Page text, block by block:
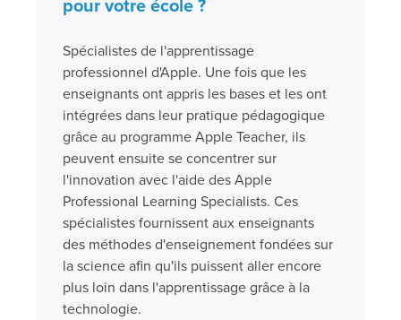
Spécialistes de l'apprentissage
professionnel d'Apple. Une fois que les
enseignants ont appris les bases et les ont
intégrées dans leur pratique pédagogique
grâce au programme Apple Teacher, ils
peuvent ensuite se concentrer sur
l'innovation avec l'aide des Apple
Professional Learning Specialists. Ces
spécialistes fournissent aux enseignants
des méthodes d'enseignement fondées sur
la science afin qu'ils puissent aller encore
plus loin dans l'apprentissage grâce à la
technologie.